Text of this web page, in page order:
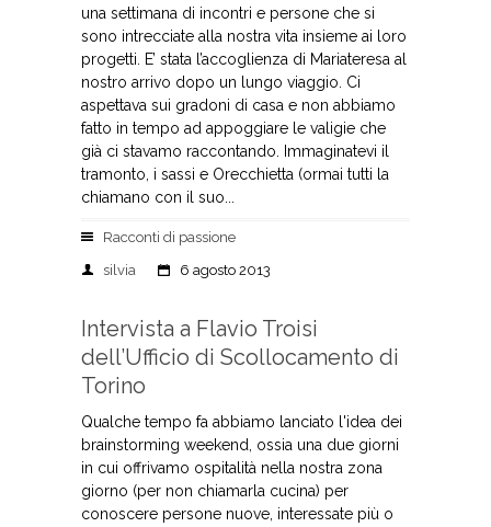
una settimana di incontri e persone che si
sono intrecciate alla nostra vita insieme ai loro
progetti. E’ stata l’accoglienza di Mariateresa al
nostro arrivo dopo un lungo viaggio. Ci
aspettava sui gradoni di casa e non abbiamo
fatto in tempo ad appoggiare le valigie che
già ci stavamo raccontando. Immaginatevi il
tramonto, i sassi e Orecchietta (ormai tutti la
chiamano con il suo...
Racconti di passione
silvia
6 agosto 2013
Intervista a Flavio Troisi
dell’Ufficio di Scollocamento di
Torino
Qualche tempo fa abbiamo lanciato l'idea dei
brainstorming weekend, ossia una due giorni
in cui offrivamo ospitalità nella nostra zona
giorno (per non chiamarla cucina) per
conoscere persone nuove, interessate più o